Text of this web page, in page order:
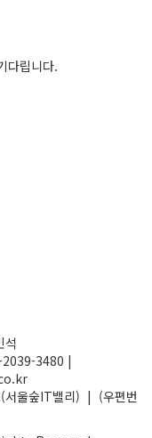
다립니다.
석
2039-3480 |
(서울숲IT밸리) | (우편번